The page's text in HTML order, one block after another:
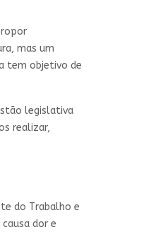
mas um
tem objetivo de
legislativa
realizar,
do Trabalho e
dor e